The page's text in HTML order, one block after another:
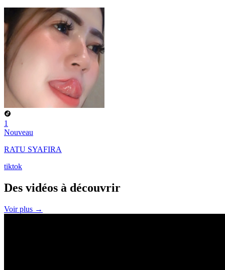
1
Nouveau
RATU SYAFIRA
tiktok
Des vidéos à découvrir
Voir plus →